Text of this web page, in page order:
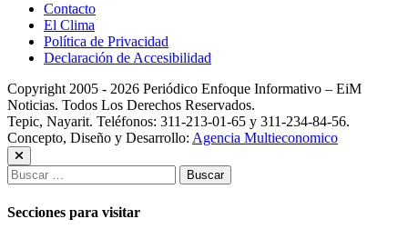
Contacto
El Clima
Política de Privacidad
Declaración de Accesibilidad
Copyright 2005 - 2026 Periódico Enfoque Informativo – EiM
Noticias. Todos Los Derechos Reservados.
Tepic, Nayarit. Teléfonos: 311-213-01-65 y 311-234-84-56.
Concepto, Diseño y Desarrollo: Agencia Multieconomico
Buscar:
Secciones para visitar